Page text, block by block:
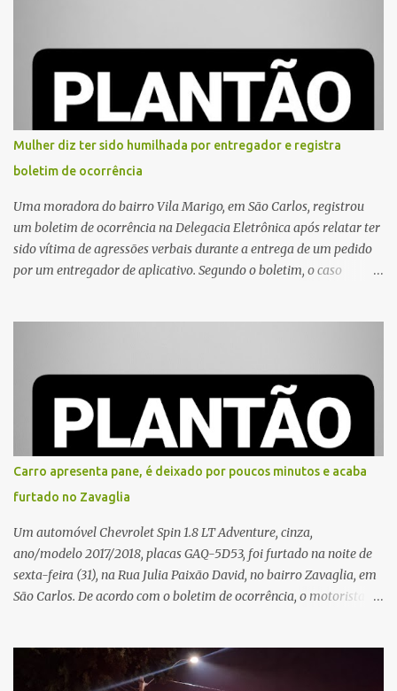
Mulher diz ter sido humilhada por entregador e registra
boletim de ocorrência
Uma moradora do bairro Vila Marigo, em São Carlos, registrou
um boletim de ocorrência na Delegacia Eletrônica após relatar ter
sido vítima de agressões verbais durante a entrega de um pedido
por um entregador de aplicativo. Segundo o boletim, o caso
proximidades. Ainda conforme o registro policial, a vítima relatou
que, ao receber a entrega, voltou a ser ofendida com palavras de
baixo calão e insultos. Ela informou à Polícia Civil que mora
sozinha e que se sentiu ameaçada, coagida e humilhada com a
situação. Fonte: São Carlos Agora
Carro apresenta pane, é deixado por poucos minutos e acaba
furtado no Zavaglia
Um automóvel Chevrolet Spin 1.8 LT Adventure, cinza,
ano/modelo 2017/2018, placas GAQ-5D53, foi furtado na noite de
sexta-feira (31), na Rua Julia Paixão David, no bairro Zavaglia, em
São Carlos. De acordo com o boletim de ocorrência, o motorista
partida. Ainda segundo o registro policial, o condutor estacionou o
carro, certificou-se de que todas as portas estavam trancadas,